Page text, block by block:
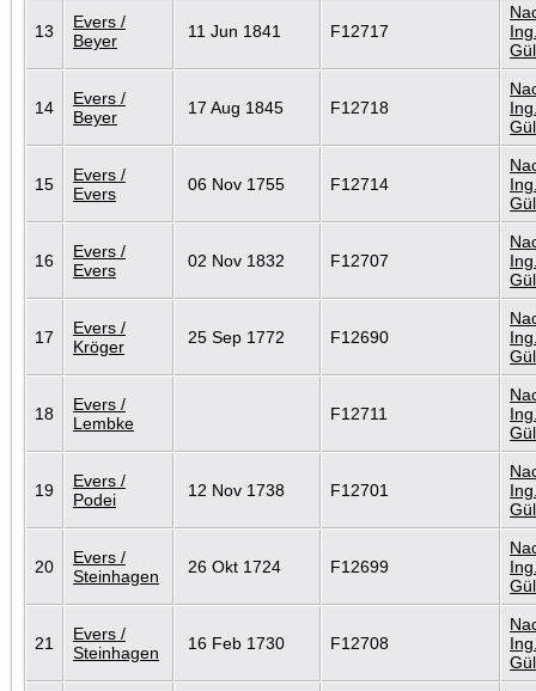
13
Evers /
Beyer
11 Jun 1841 F12717
14
Evers /
Beyer
17 Aug 1845 F12718
15
Evers /
Evers
06 Nov 1755 F12714
16
Evers /
Evers
02 Nov 1832 F12707
17
Evers /
Kröger
25 Sep 1772 F12690
18
Evers /
Lembke
F12711
19
Evers /
Podei
12 Nov 1738 F12701
20
Evers /
Steinhagen
26 Okt 1724 F12699
21
Evers /
Steinhagen
16 Feb 1730 F12708